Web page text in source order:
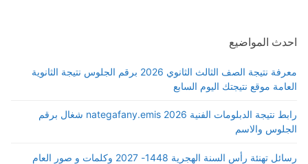
احدث المواضيع
معرفة نتيجة الصف الثالث الثانوي 2026 برقم الجلوس نتيجة الثانوية
العامة موقع نتيجتك اليوم السابع
رابط نتيجة الدبلومات الفنية 2026 nategafany.emis شغال برقم
الجلوس والاسم
رسائل تهنئة رأس السنة الهجرية 1448- 2027 وكلمات و صور العام